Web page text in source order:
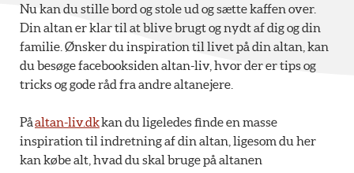
Nu kan du stille bord og stole ud og sætte kaffen over.
Din altan er klar til at blive brugt og nydt af dig og din
familie. Ønsker du inspiration til livet på din altan, kan
du besøge facebooksiden altan-liv, hvor der er tips og
tricks og gode råd fra andre altanejere.
Påaltan-liv.dkkan du ligeledes finde en masse
inspiration til indretning af din altan, ligesom du her
kan købe alt, hvad du skal bruge på altanen